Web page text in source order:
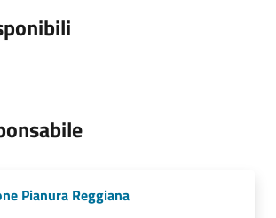
Pianura Reggiana